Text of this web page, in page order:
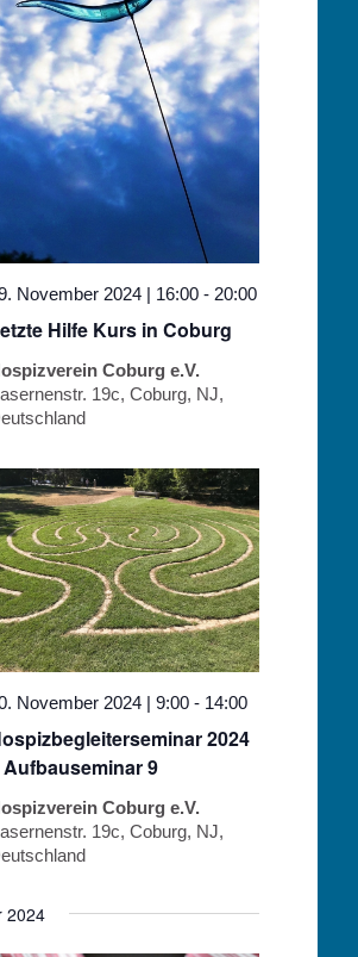
Hilfe Kurs in Coburg
November 2024 | 16:00 -20:00
Coburg e.V.
19c, Coburg, NJ,
2024
Aufbauseminar 9
November 2024 | 9:00 - 14:00
Coburg e.V.
19c, Coburg, NJ,
2024